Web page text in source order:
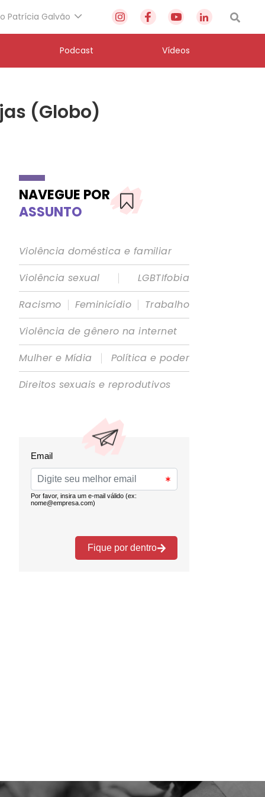
Patrícia Galvão
Podcast Vídeos
(Globo)
NAVEGUE POR
ASSUNTO
Violência doméstica e familiar
Violência sexual
|
LGBTIfobia
Racismo | Feminicídio | Trabalho
Violência de gênero na internet
Mulher e Mídia
|
Política e poder
Direitos sexuais e reprodutivos